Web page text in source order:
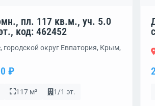
пл. 117 кв.м., уч. 5.0
код: 462452
городской округ Евпатория, Крым,
₽
117 м² 1/1 эт.